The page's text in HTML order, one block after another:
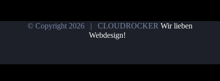
© Copyright 2026 | CLOUDROCKER Wir lieben
Webdesign!